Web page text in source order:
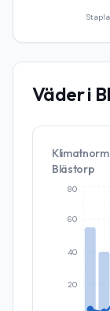
Väder i
Blästorp
20
40
60
80